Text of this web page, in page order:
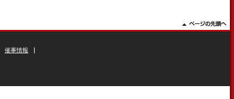
催事情報